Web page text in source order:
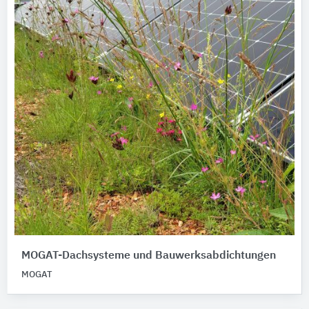
MOGAT-Dachsysteme und Bauwerksabdichtungen
MOGAT